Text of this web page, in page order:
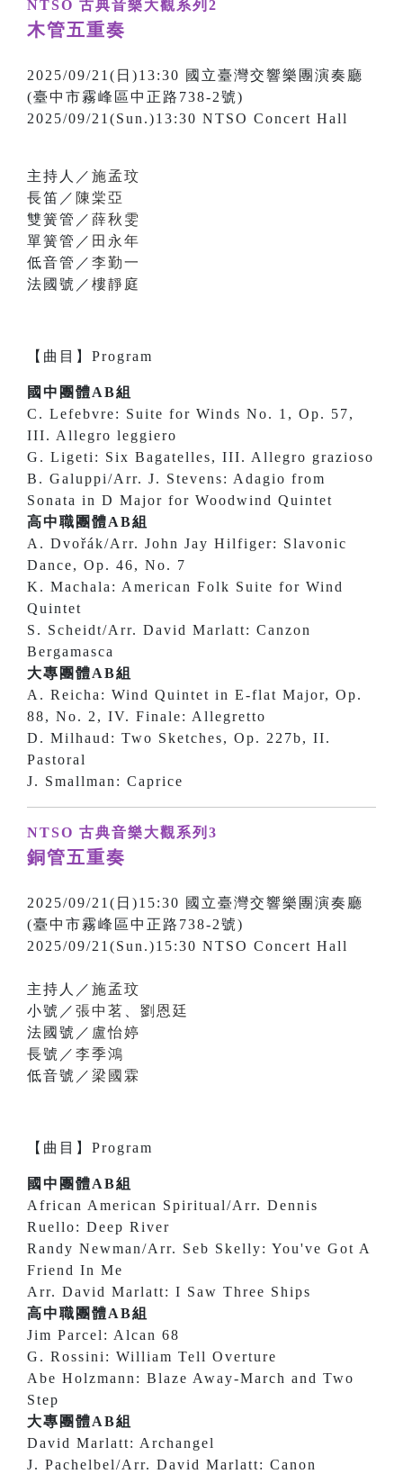
NTSO 古典音樂大觀系列2
木管五重奏
2025/09/21(日)13:30 國立臺灣交響樂團演奏廳
(臺中市霧峰區中正路738-2號)
2025/09/21(Sun.)13:30 NTSO Concert Hall
主持人／ 施孟玟
長笛／ 陳棠亞
雙簧管／ 薛秋雯
單簧管／ 田永年
低音管／ 李勤一
法國號／ 樓靜庭
【 曲目 】 Program
國中團體AB組
C. Lefebvre: Suite for Winds No. 1, Op. 57,
III. Allegro leggiero
G. Ligeti: Six Bagatelles, III. Allegro grazioso
B. Galuppi/Arr. J. Stevens: Adagio from
Sonata in D Major for Woodwind Quintet
高中職團體AB組
A. Dvořák/Arr. John Jay Hilfiger: Slavonic
Dance, Op. 46, No. 7
K. Machala: American Folk Suite for Wind
Quintet
S. Scheidt/Arr. David Marlatt: Canzon
Bergamasca
大專團體AB組
A. Reicha: Wind Quintet in E-flat Major, Op.
88, No. 2, IV. Finale: Allegretto
D. Milhaud: Two Sketches, Op. 227b, II.
Pastoral
J. Smallman: Caprice
NTSO 古典音樂大觀系列3
銅管五重奏
2025/09/21(日)15:30 國立臺灣交響樂團演奏廳
(臺中市霧峰區中正路738-2號)
2025/09/21(Sun.)15:30 NTSO Concert Hall
主持人／ 施孟玟
小號／ 張中茗
劉恩廷
法國號／ 盧怡婷
長號／ 李季鴻
低音號／ 梁國霖
【 曲目 】 Program
國中團體AB組
African American Spiritual/Arr. Dennis
Ruello: Deep River
Randy Newman/Arr. Seb Skelly: You've Got A
Friend In Me
Arr. David Marlatt: I Saw Three Ships
高中職團體AB組
Jim Parcel: Alcan 68
G. Rossini: William Tell Overture
Abe Holzmann: Blaze Away-March and Two
Step
大專團體AB組
David Marlatt: Archangel
J. Pachelbel/Arr. David Marlatt: Canon